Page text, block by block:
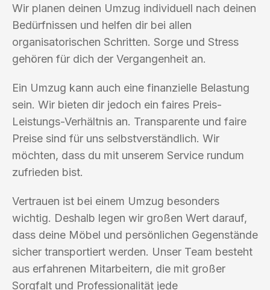
Wir planen deinen Umzug individuell nach deinen
Bedürfnissen und helfen dir bei allen
organisatorischen Schritten. Sorge und Stress
gehören für dich der Vergangenheit an.
Ein Umzug kann auch eine finanzielle Belastung
sein. Wir bieten dir jedoch ein faires Preis-
Leistungs-Verhältnis an. Transparente und faire
Preise sind für uns selbstverständlich. Wir
möchten, dass du mit unserem Service rundum
zufrieden bist.
Vertrauen ist bei einem Umzug besonders
wichtig. Deshalb legen wir großen Wert darauf,
dass deine Möbel und persönlichen Gegenstände
sicher transportiert werden. Unser Team besteht
aus erfahrenen Mitarbeitern, die mit großer
Sorgfalt und Professionalität jede